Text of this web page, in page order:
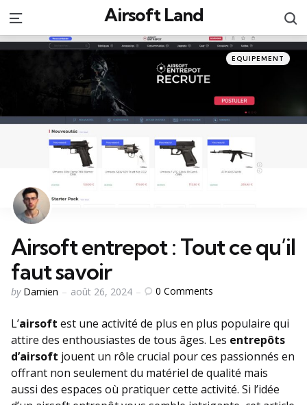
Menu Airsoft Land
Categories
Posted
in
EQUIPEMENT
Airsoft entrepot : Tout ce qu’il
faut savoir
Posted
by Damien août 26, 2024 0 Comments
L’airsoft est une activité de plus en plus populaire qui
attire des enthousiastes de tous âges. Les entrepôts
d’airsoft jouent un rôle crucial pour ces passionnés en
offrant non seulement du matériel de qualité mais
aussi des espaces où pratiquer cette activité. Si l’idée